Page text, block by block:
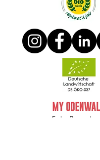
Foto-